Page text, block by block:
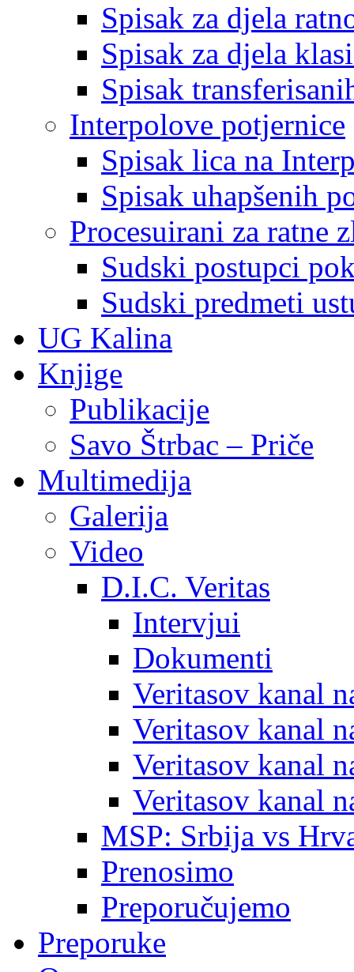
Spisak za djela
Spisak za djela
Spisak
Interpolove potjernice
Spisak lica na
Spisak uhapšenih
Procesuirani za ratne
Sudski postupci
Sudski predmeti
UG Kalina
Knjige
Publikacije
Savo Štrbac – Priče
Multimedija
Galerija
Video
D.I.C. Veritas
Intervjui
Dokumenti
Veritasov kanal
Veritasov kanal
Veritasov kanal
Veritasov kanal
MSP: Srbija vs
Prenosimo
Preporučujemo
Preporuke